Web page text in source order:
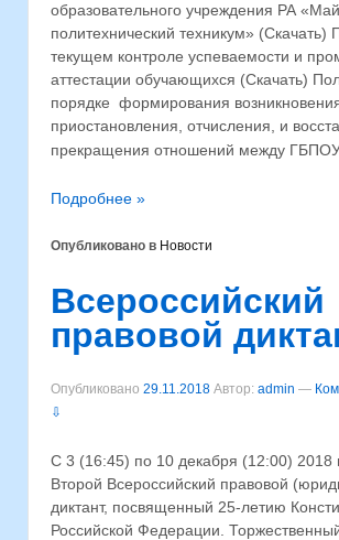
образовательного учреждения РА
политехнический техникум» (Скачать)
текущем контроле успеваемости и
аттестации обучающихся (Скачать)
порядке формирования
приостановления, отчисления, и
прекращения отношений между
Подробнее »
Опубликовано в Новости
Всероссийский
правовой
Опубликовано 29.11.2018 Автор: admin —
⇩
С 3 (16:45) по 10 декабря (12:00) 2018
Второй Всероссийский правовой
диктант, посвященный 25-летию
Российской Федерации.